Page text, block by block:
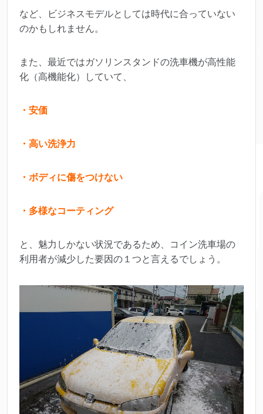
など、ビジネスモデルとしては時代に合っていない
のかもしれません。
また、最近ではガソリンスタンドの洗車機が高性能
化（高機能化）していて、
・安価
・高い洗浄力
・ボディに傷をつけない
・多様なコーティング
と、魅力しかない状況であるため、コイン洗車場の
利用者が減少した要因の１つと言えるでしょう。